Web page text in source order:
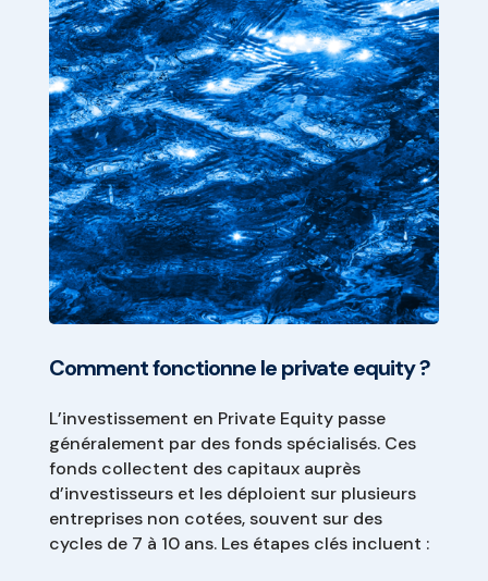
Comment fonctionne le private equity ?
L’investissement en Private Equity passe
généralement par des fonds spécialisés. Ces
fonds collectent des capitaux auprès
d’investisseurs et les déploient sur plusieurs
entreprises non cotées, souvent sur des
cycles de 7 à 10 ans. Les étapes clés incluent :